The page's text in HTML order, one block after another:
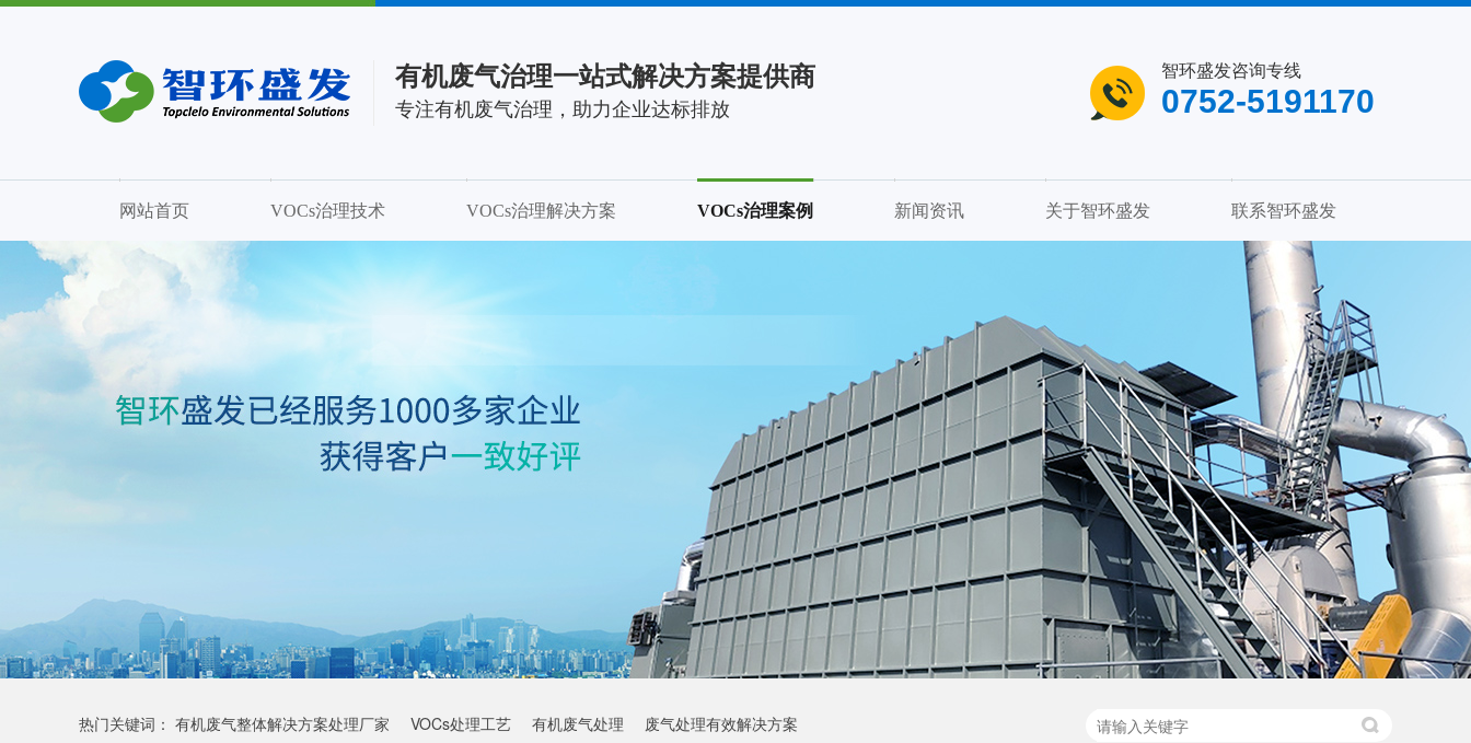
有机废气治理一站式解决方案提供商
专注有机废气治理，助力企业达标排放
智环盛发咨询专线
0752-5191170
网站首页 VOCs治理技术 VOCs治理解决方案 VOCs治理案例 新闻资讯 关于智环盛发 联系智环盛发
热门关键词： 有机废气整体解决方案处理厂家 VOCs处理工艺 有机废气处理 废气处理有效解决方案